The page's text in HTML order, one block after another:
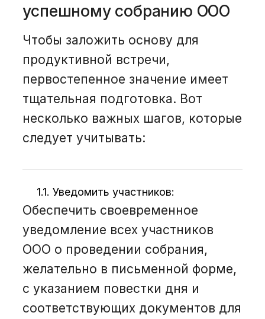
успешному собранию ООО
Чтобы заложить основу для
продуктивной встречи,
первостепенное значение имеет
тщательная подготовка. Вот
несколько важных шагов, которые
следует учитывать:
1.1. Уведомить участников:
Обеспечить своевременное
уведомление всех участников
ООО о проведении собрания,
желательно в письменной форме,
с указанием повестки дня и
соответствующих документов для